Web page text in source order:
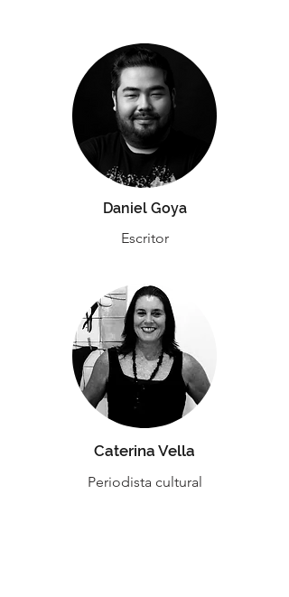
Daniel Goya
Escritor
Caterina Vella
Periodista cultural